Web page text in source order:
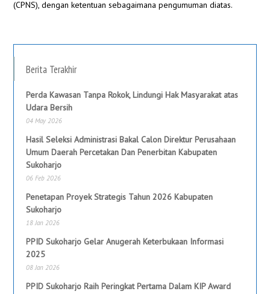
(CPNS), dengan ketentuan sebagaimana pengumuman diatas.
Berita Terakhir
Perda Kawasan Tanpa Rokok, Lindungi Hak Masyarakat atas
Udara Bersih
04 May 2026
Hasil Seleksi Administrasi Bakal Calon Direktur Perusahaan
Umum Daerah Percetakan Dan Penerbitan Kabupaten
Sukoharjo
06 Feb 2026
Penetapan Proyek Strategis Tahun 2026 Kabupaten
Sukoharjo
18 Jan 2026
PPID Sukoharjo Gelar Anugerah Keterbukaan Informasi
2025
08 Jan 2026
PPID Sukoharjo Raih Peringkat Pertama Dalam KIP Award